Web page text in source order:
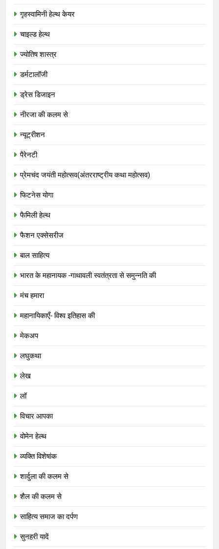
गृहस्वामिनी हेल्थ केयर
चाइल्ड हेल्थ
ज्योतिष शास्त्र
डर्मटालॉजी
ड्रेस डिजाइन
नीरजा की कलम से
न्यूट्रीशन
पैरेनटी
प्रेमचंद जयंती महोत्सव(अंतरराष्ट्रीय कथा महोत्सव)
फिटनेस योगा
फैमिली हेल्थ
फैशन एक्सेसरीज
बाल साहित्य
भारत के महानायक -गाथावली स्वतंत्रता से समुन्नति की
मंच हमारा
महानायिकाएँ- विश्व इतिहास की
मेकअप
लघुकथा
लेख
लॉ
विचार आपका
वोमेन हेल्थ
व्यक्ति विशेषांक
शार्दुला की कलम से
शैल की कलम से
साहित्य समाज का दर्पण
सुनहरी यादें